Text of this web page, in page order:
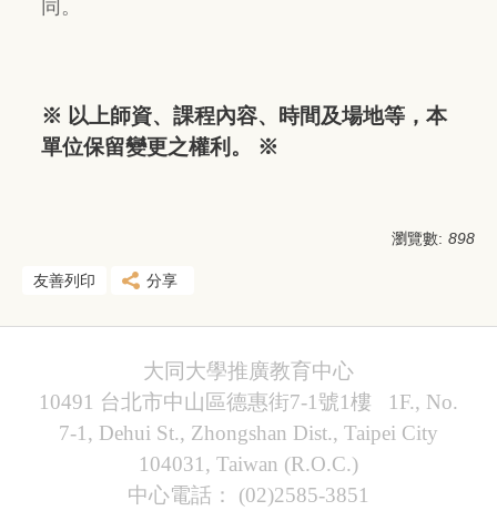
同。
※ 以上師資、課程內容、時間及場地等，本
單位保留變更之權利。 ※
瀏覽數: 898
友善列印 分享
大同大學推廣教育中心
10491 台北市中山區德惠街7-1號1樓 1F., No.
7-1, Dehui St., Zhongshan Dist., Taipei City
104031, Taiwan (R.O.C.)
中心電話： (02)2585-3851